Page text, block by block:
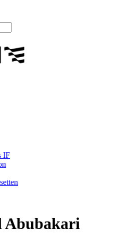
IF
Abubakari